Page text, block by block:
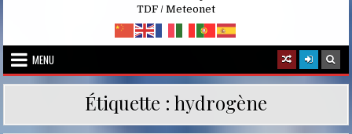
TDF / Meteonet
MENU
Étiquette : hydrogène